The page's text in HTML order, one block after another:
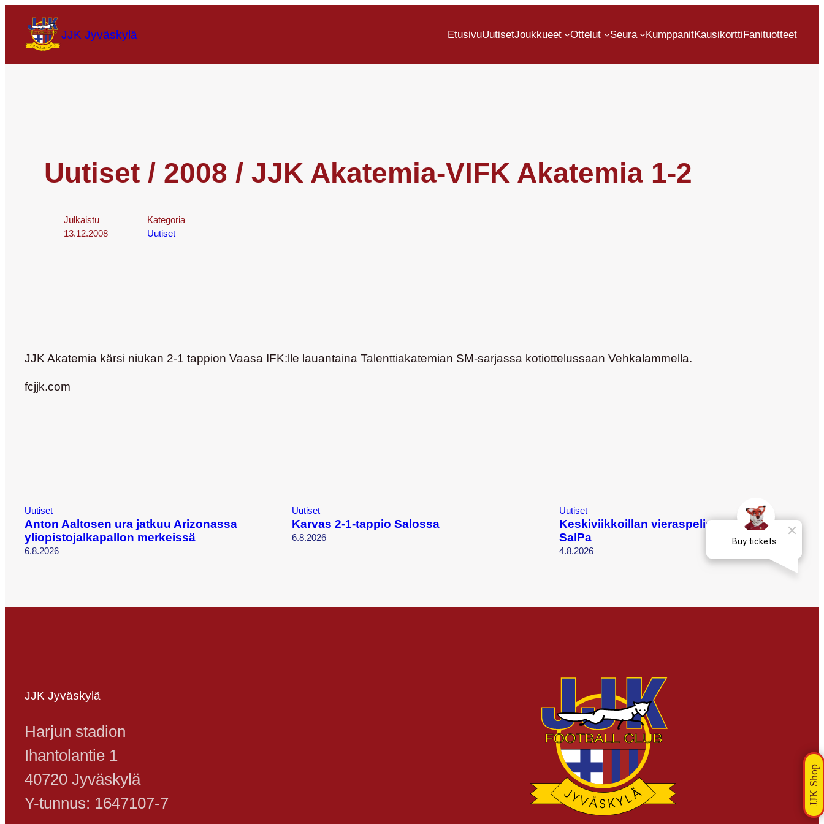
JJK Jyväskylä EtusivuUutisetJoukkueet Ottelut Seura KumppanitKausikorttiFanituotteet
Uutiset / 2008 / JJK Akatemia-VIFK Akatemia 1-2
Julkaistu
13.12.2008
Kategoria
Uutiset
JJK Akatemia kärsi niukan 2-1 tappion Vaasa IFK:lle lauantaina Talenttiakatemian SM-sarjassa kotiottelussaan Vehkalammella.
fcjjk.com
Uutiset
Anton Aaltosen ura jatkuu Arizonassa
yliopistojalkapallon merkeissä
6.8.2026
Uutiset
Karvas 2-1-tappio Salossa
6.8.2026
Uutiset
Keskiviikkoillan vieraspelissä vastassa
SalPa
4.8.2026
JJK Jyväskylä
Harjun stadion
Ihantolantie 1
40720 Jyväskylä
Y-tunnus: 1647107-7